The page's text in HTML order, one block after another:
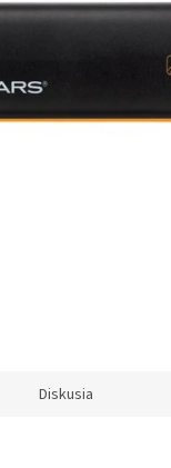
Diskusia